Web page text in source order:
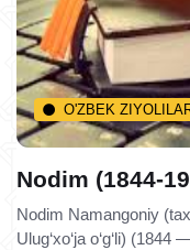
O'ZBEK
Nodim (1844-
Nodim Namangoniy
Ulug‘xo‘ja o‘g‘li)